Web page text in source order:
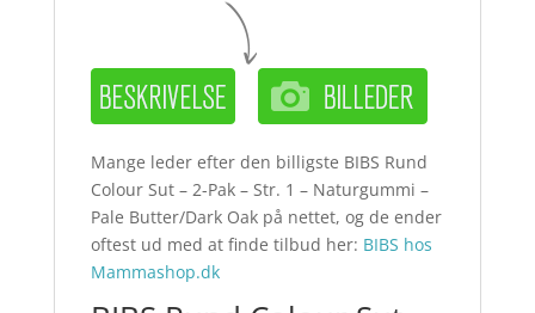
Mange leder efter den billigste BIBS Rund
Colour Sut – 2-Pak – Str. 1 – Naturgummi –
Pale Butter/Dark Oak på nettet, og de ender
oftest ud med at finde tilbud her: BIBS hos
Mammashop.dk